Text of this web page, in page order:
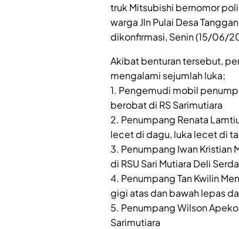
truk Mitsubishi bernomor
warga Jln Pulai Desa
dikonfirmasi, Senin (15/06/
Akibat benturan tersebut,
mengalami sejumlah luka;
1. Pengemudi mobil
berobat di RS Sarimutiara
2. Penumpang Renata
lecet di dagu, luka lecet di
3. Penumpang Iwan Kristian
di RSU Sari Mutiara Deli
4. Penumpang Tan Kwilin
gigi atas dan bawah lepas
5. Penumpang Wilson
Sarimutiara